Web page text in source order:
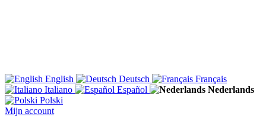
English Deutsch
Français
Italiano
Español
Nederlands
Polski
Mijn account